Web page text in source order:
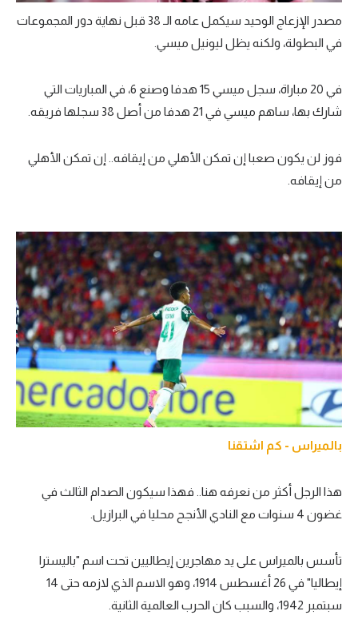
مصدر الإزعاج الوحيد سيكمل عامه الـ 38 قبل نهاية دور المجموعات
في البطولة، ولكنه يظل ليونيل ميسي.
في 20 مباراة، سجل ميسي 15 هدفا وصنع 6، في المباريات التي
شارك بها، ساهم ميسي في 21 هدفا من أصل 38 سجلها فريقه.
فوز لن يكون صعبا إن تمكن الأهلي من إيقافه.. إن تمكن الأهلي
من إيقافه.
بالميراس - كم اشتقنا
هذا الرجل أكثر من نعرفه هنا.. فهذا سيكون الصدام الثالث في
غضون 4 سنوات مع النادي الأنجح محليا في البرازيل.
تأسس بالميراس على يد مهاجرين إيطاليين تحت اسم "باليسترا
إيطاليا" في 26 أغسطس 1914، وهو الاسم الذي لازمه حتى 14
سبتمبر 1942، والسبب كان الحرب العالمية الثانية.